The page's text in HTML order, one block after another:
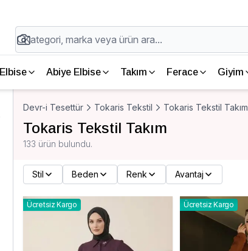
Elbise Abiye Elbise Takım Ferace Giyim
Devr-i Tesettür Tokaris Tekstil Tokaris Tekstil Takım
Tokaris Tekstil Takım
133 ürün bulundu.
Stil Beden Renk Avantaj
Ücretsiz Kargo Ücretsiz Kargo